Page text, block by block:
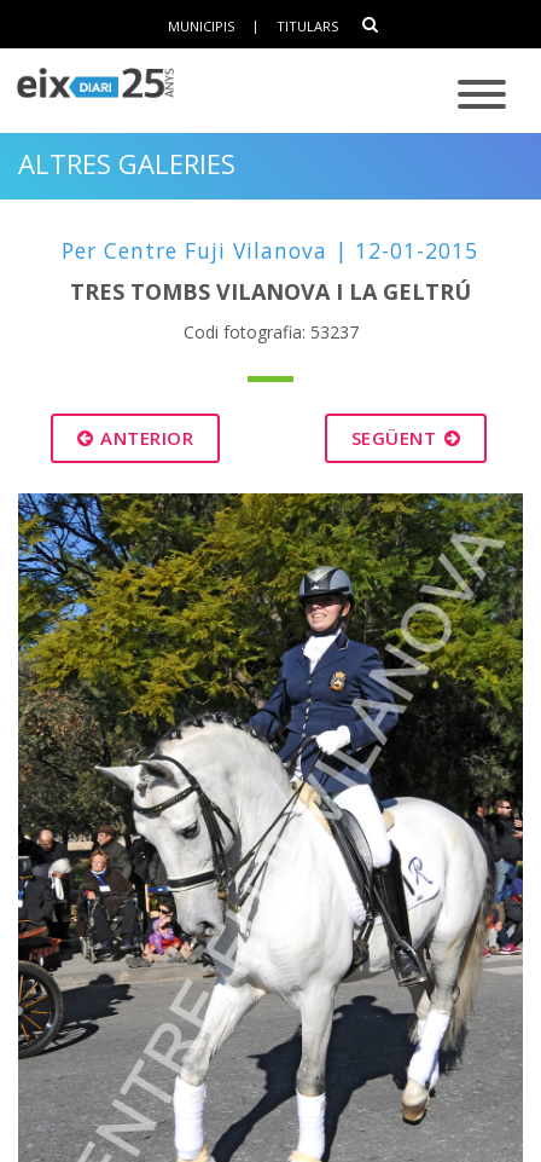
MUNICIPIS | TITULARS
ALTRES GALERIES
Per Centre Fuji Vilanova | 12-01-2015
TRES TOMBS VILANOVA I LA GELTRÚ
Codi fotografia: 53237
ANTERIOR SEGÜENT